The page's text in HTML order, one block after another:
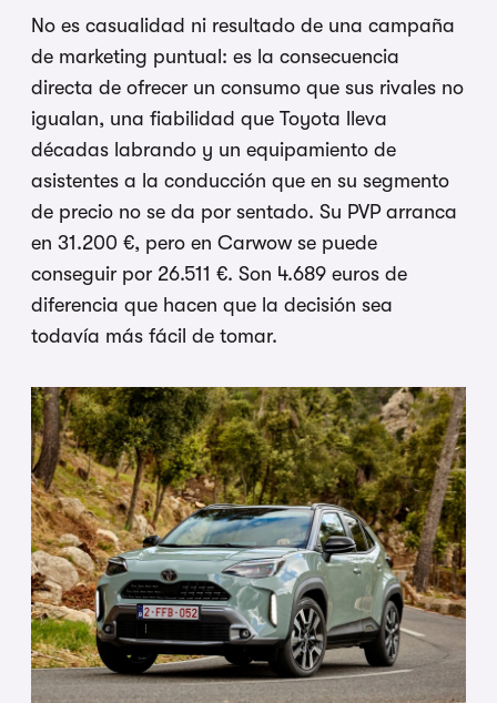
No es casualidad ni resultado de una campaña
de marketing puntual: es la consecuencia
directa de ofrecer un consumo que sus rivales no
igualan, una fiabilidad que Toyota lleva
décadas labrando y un equipamiento de
asistentes a la conducción que en su segmento
de precio no se da por sentado. Su PVP arranca
en 31.200 €, pero en Carwow se puede
conseguir por 26.511 €. Son 4.689 euros de
diferencia que hacen que la decisión sea
todavía más fácil de tomar.